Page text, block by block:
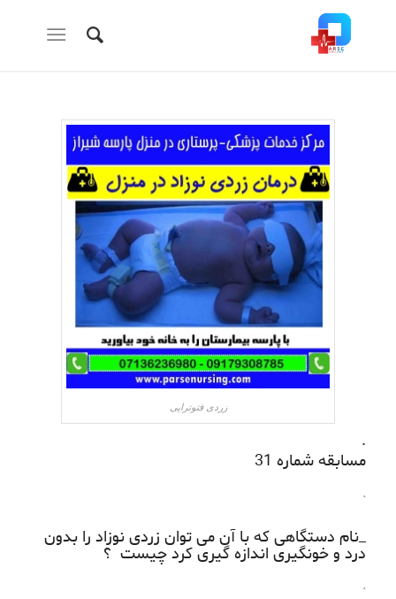
زردی فتوتراپی
.
مسابقه شماره 31
.
_نام دستگاهی که با آن می توان زردی نوزاد را بدون
درد و خونگیری اندازه گیری کرد چیست ؟
.